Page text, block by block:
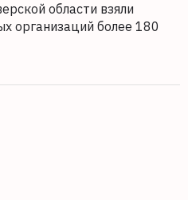
области взяли
организаций более 180